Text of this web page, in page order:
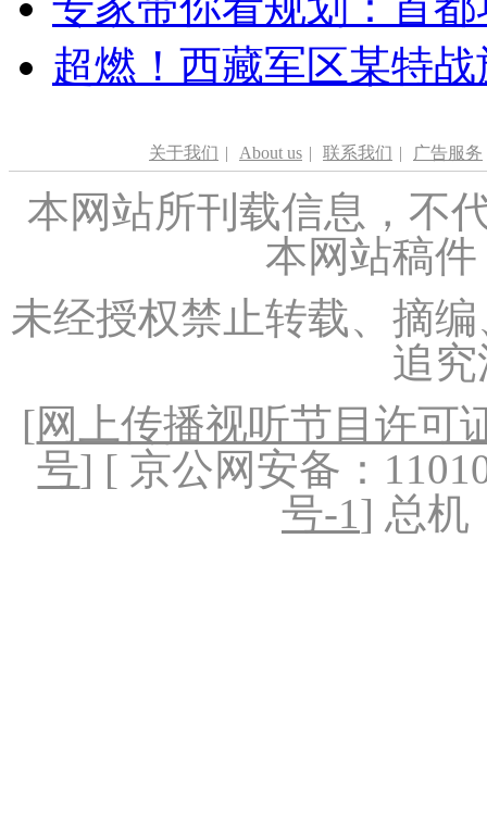
超燃！西藏军区某特
关于我们 | About us | 联系我们 | 广告服务
本网站所刊载信息，不
本网站稿
未经授权禁止转载、摘
追
[网上传播视听节目许可
号] [ 京公网安备：
号-1] 总机